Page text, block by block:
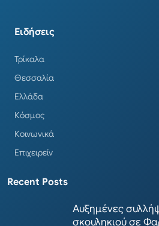
Ειδήσεις
Τρίκαλα
Θεσσαλία
Ελλάδα
Κόσμος
Κοινωνικά
Επιχειρείν
Recent Posts
Αυξημένες
σκουληκιού σε